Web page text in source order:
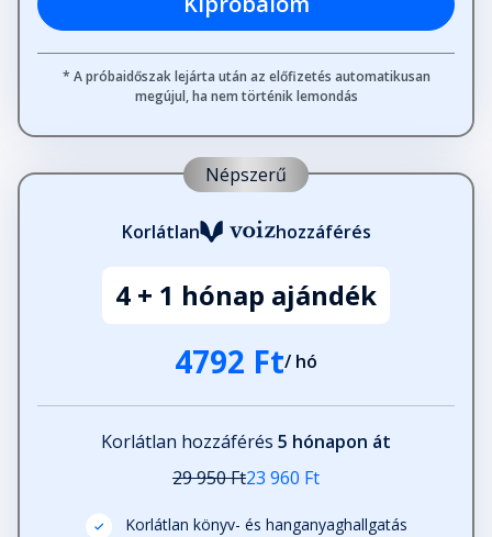
Vészjelzések, jelszavak és emojik
Fejezet hossza: 00:05:31
A hatlépéses helyreállító folyamat
Fejezet hossza: 00:10:11
Fejezet hossza: 00:04:34
II. rész: Megerősítés és gyógyulás
4. fejezet: Az egészségtelen
Fejezet hossza: 00:07:15
* A próbaidőszak lejárta után az előfizetés automatikusan
megújul, ha nem történik lemondás
Népszerű
Korlátlan hozzáférés
4 + 1 hónap ajándék
4792 Ft/ hó
Korlátlan hozzáférés 5 hónapon át
29 950 Ft23 960 Ft
Korlátlan könyv- és hanganyaghallgatás